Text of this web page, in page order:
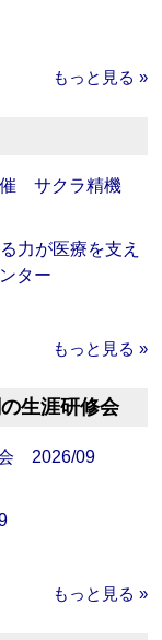
もっと見る »
催 サクラ精機
力が医療を支え
ター
もっと見る »
生涯研修会
2026/09
もっと見る »